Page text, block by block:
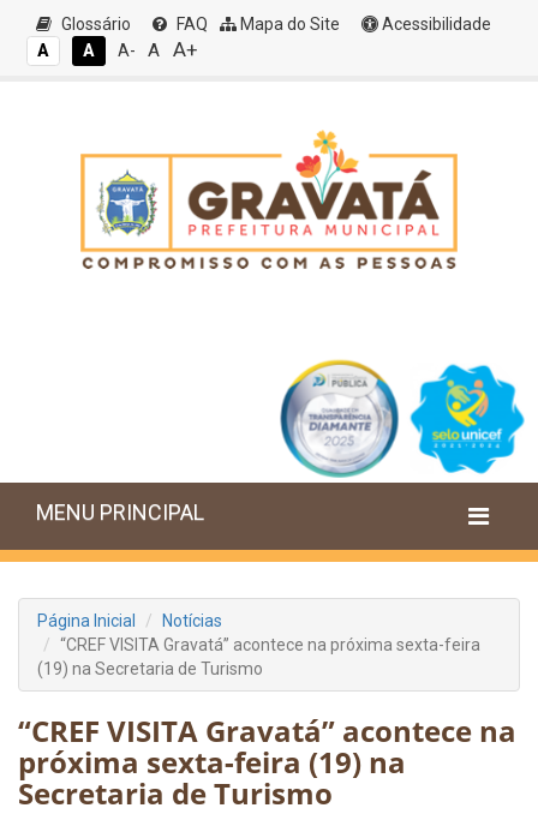
Glossário FAQ Mapa do Site
Acessibilidade
A
A A- A A+
MENU PRINCIPAL
Página Inicial
Notícias
“CREF VISITA Gravatá” acontece na próxima sexta-feira
(19) na Secretaria de Turismo
“CREF VISITA Gravatá” acontece na
próxima sexta-feira (19) na
Secretaria de Turismo